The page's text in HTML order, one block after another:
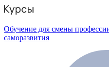
Обучение для смены
саморазвития